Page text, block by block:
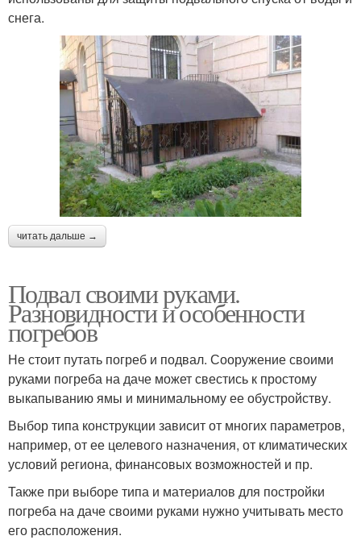
снега.
читать дальше →
Подвал своими руками.
Разновидности и особенности
погребов
Не стоит путать погреб и подвал. Сооружение своими
руками погреба на даче может свестись к простому
выкапыванию ямы и минимальному ее обустройству.
Выбор типа конструкции зависит от многих параметров,
например, от ее целевого назначения, от климатических
условий региона, финансовых возможностей и пр.
Также при выборе типа и материалов для постройки
погреба на даче своими руками нужно учитывать место
его расположения.